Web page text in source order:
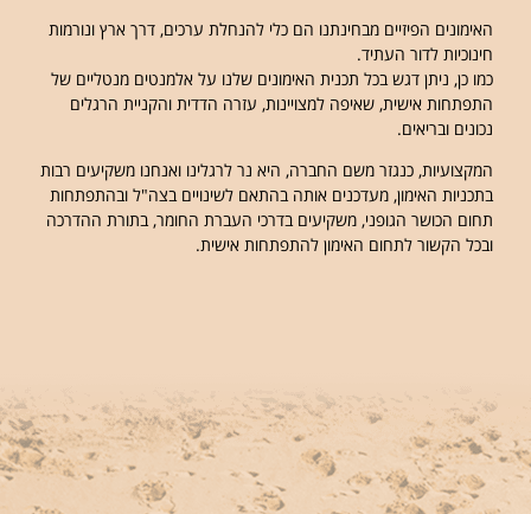
האימונים הפיזיים מבחינתנו הם כלי להנחלת ערכים, דרך ארץ ונורמות
חינוכיות לדור העתיד.
כמו כן, ניתן דגש בכל תכנית האימונים שלנו על אלמנטים מנטליים של
התפתחות אישית, שאיפה למצויינות, עזרה הדדית והקניית הרגלים
נכונים ובריאים.
המקצועיות, כנגזר משם החברה, היא נר לרגלינו ואנחנו משקיעים רבות
בתכניות האימון, מעדכנים אותה בהתאם לשינויים בצה"ל ובהתפתחות
תחום הכושר הגופני, משקיעים בדרכי העברת החומר, בתורת ההדרכה
ובכל הקשור לתחום האימון להתפתחות אישית.